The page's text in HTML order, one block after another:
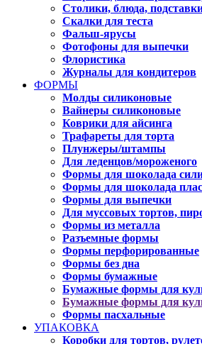
Столики, блюда,
Скалки для теста
Фальш-ярусы
Фотофоны для выпечки
Флористика
Журналы для кондитеров
ФОРМЫ
Молды силиконовые
Вайнеры силиконовые
Коврики для айсинга
Трафареты для торта
Плунжеры/штампы
Для леденцов/мороженого
Формы для шоколада
Формы для шоколада
Формы для выпечки
Для муссовых тортов,
Формы из металла
Разъемные формы
Формы перфорированные
Формы без дна
Формы бумажные
Бумажные формы для
Бумажные формы для
Формы пасхальные
УПАКОВКА
Коробки для тортов,